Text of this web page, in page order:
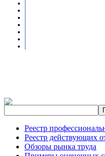
Реестр
Реестр действующих
Обзоры рынка труда